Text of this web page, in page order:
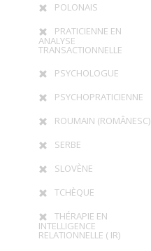
POLONAIS
PRATICIENNE EN
ANALYSE
TRANSACTIONNELLE
PSYCHOLOGUE
PSYCHOPRATICIENNE
ROUMAIN (ROMÂNESC)
SERBE
SLOVÈNE
TCHÈQUE
THÉRAPIE EN
INTELLIGENCE
RELATIONNELLE ( IR)